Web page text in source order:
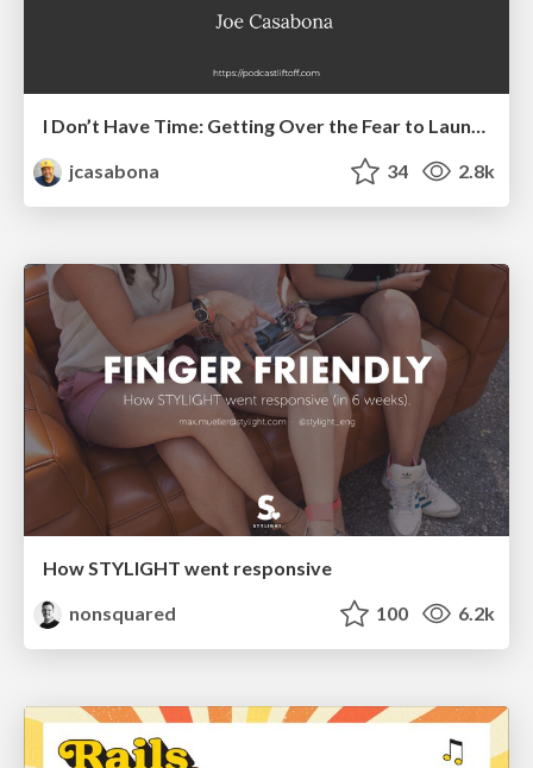
I Don’t Have Time: Getting Over the Fear to Launch Your Podcast
jcasabona
34 2.8k
How STYLIGHT went responsive
nonsquared
100 6.2k